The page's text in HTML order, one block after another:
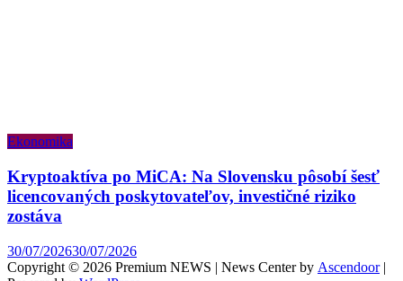
Ekonomika
Kryptoaktíva po MiCA: Na Slovensku pôsobí šesť
licencovaných poskytovateľov, investičné riziko
zostáva
30/07/202630/07/2026
Copyright © 2026 Premium NEWS | News Center by Ascendoor|